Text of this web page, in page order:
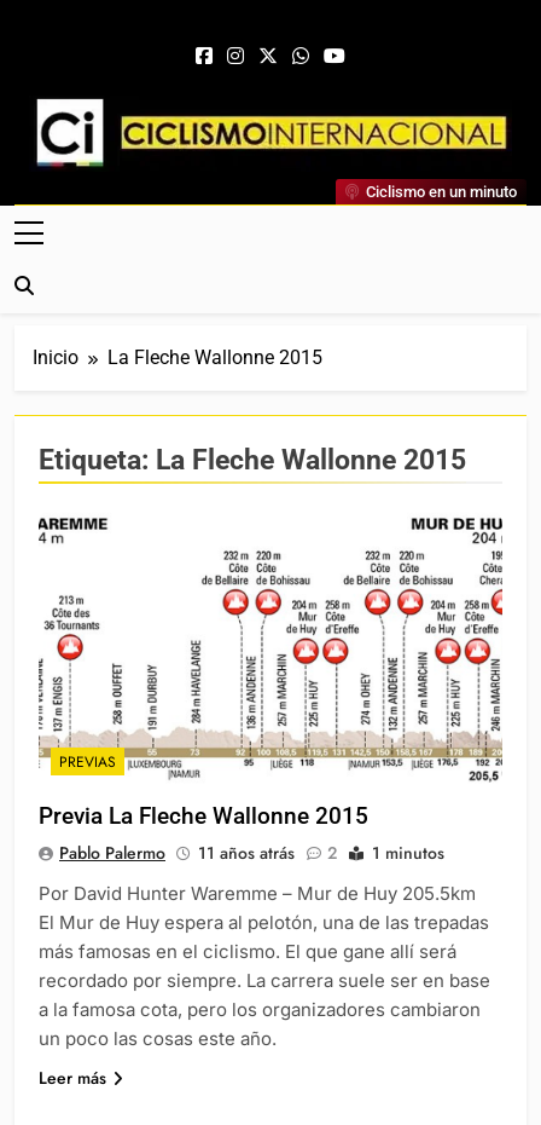
Ciclismo Internacional
Web Dedicada Al Ciclismo Mundial. Entrevistas, Análisis,
Crónicas, Previas Y Más. La Web Ciclista De Referencia.
Ciclismo en un minuto
Inicio La Fleche Wallonne 2015
Etiqueta: La Fleche Wallonne 2015
PREVIAS
Previa La Fleche Wallonne 2015
Pablo Palermo 11 años atrás 2 1 minutos
Por David Hunter Waremme – Mur de Huy 205.5km
El Mur de Huy espera al pelotón, una de las trepadas
más famosas en el ciclismo. El que gane allí será
recordado por siempre. La carrera suele ser en base
a la famosa cota, pero los organizadores cambiaron
un poco las cosas este año.
Leer más